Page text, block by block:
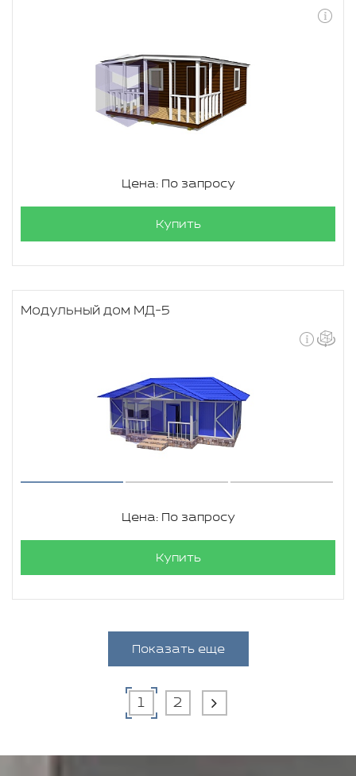
Цена: По запросу
Купить
Модульный дом МД-5
Цена: По запросу
Купить
Показать еще
1 2